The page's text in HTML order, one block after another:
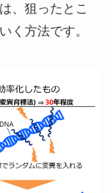
、狙ったとこ
く方法です。